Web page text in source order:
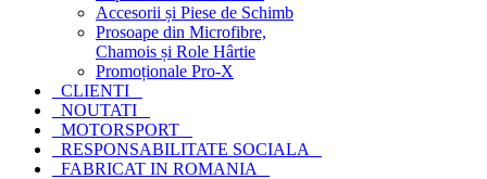
Accesorii și Piese de Schimb
Prosoape din Microfibre,
Chamois și Role Hârtie
Promoționale Pro-X
CLIENTI
NOUTATI
MOTORSPORT
RESPONSABILITATE SOCIALA
FABRICAT IN ROMANIA